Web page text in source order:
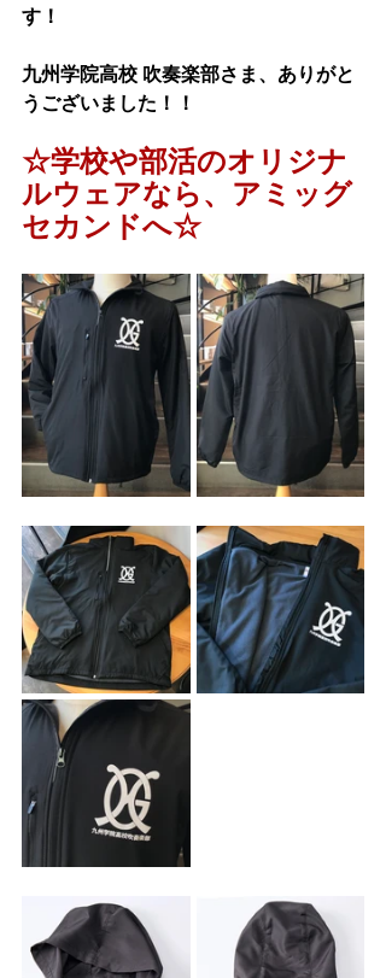
す！
九州学院高校 吹奏楽部さま 、ありがと
うございました！！
☆学校や部活のオリジナ
ルウェアなら、アミッグ
セカンドへ☆